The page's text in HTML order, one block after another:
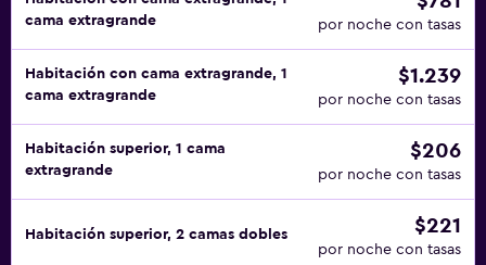
cama extragrande
por noche con tasas
Habitación con cama extragrande, 1
cama extragrande
$1.239
por noche con tasas
Habitación superior, 1 cama
extragrande
$206
por noche con tasas
Habitación superior, 2 camas dobles $221
por noche con tasas